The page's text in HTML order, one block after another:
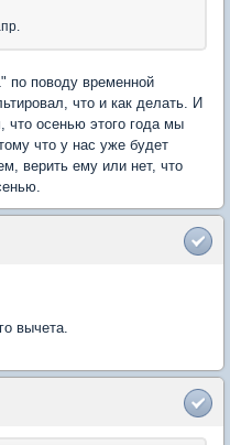
по поводу временной
что и как делать. И
что осенью этого года мы
что у нас уже будет
верить ему или нет, что
вычета.